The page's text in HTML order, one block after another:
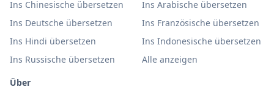
Ins Chinesische übersetzen
Ins Arabische übersetzen
Ins Deutsche übersetzen
Ins Französische übersetzen
Ins Hindi übersetzen
Ins Indonesische übersetzen
Ins Russische übersetzen
Alle anzeigen
Über